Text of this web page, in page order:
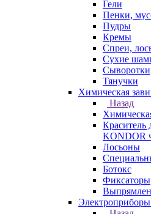
Гели
Пенки,
Пудры
Кремы
Спреи,
Сухие
Тянучки
Химическая
Назад
Краситель
KONDOR
Лосьоны
Ботокс
Фиксаторы
Электроприборы